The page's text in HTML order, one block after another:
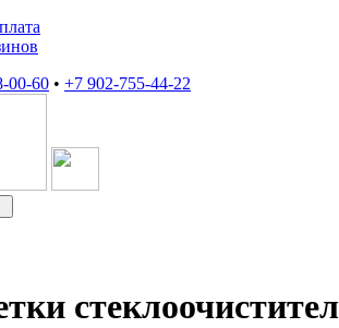
00-60 • +7 902-755-44-22